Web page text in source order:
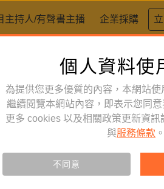
主持人/有聲書主播 企業採購
｜煮湯鮮美
大稻埕找魷魚好
個人資料使
為提供您更多優質的內容，本網站
繼續閱覽本網站內容，即表示您同
更多 cookies 以及相關政策更新資訊
與服務條款 。
不同意